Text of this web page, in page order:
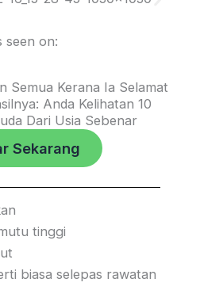
seen on:
Semua Kerana Ia Selamat
Anda Kelihatan 10
Dari Usia Sebenar
Sekarang
tinggi
biasa selepas rawatan